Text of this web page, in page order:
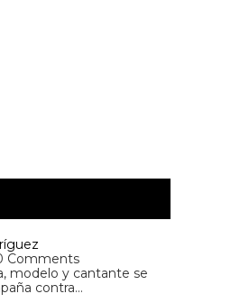
Comments
modelo y cantante se
contra…